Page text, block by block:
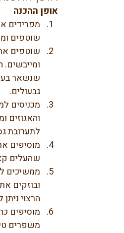
אופן ההכנה
מפרידים
שוטפים
שוטפים
שנשאר
גבעולים.
מכניסים
והאגוזים
לתערובת
מוסיפים
שהעלים
ממשיכים
ובוזקים
הרצוי
מוסיפים
משפרים